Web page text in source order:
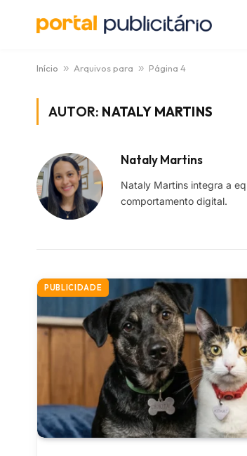
Início » Arquivos para » Página 4
AUTOR: NATALY MARTINS
Nataly Martins
Nataly Martins integra a
comportamento digital.
PUBLICIDADE